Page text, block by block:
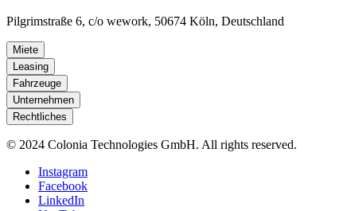
Pilgrimstraße 6, c/o wework, 50674 Köln, Deutschland
Miete
Leasing
Fahrzeuge
Unternehmen
Rechtliches
© 2024 Colonia Technologies GmbH. All rights reserved.
Instagram
Facebook
LinkedIn